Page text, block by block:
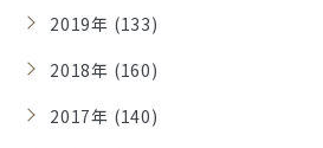
2019年 (133)
2018年 (160)
2017年 (140)